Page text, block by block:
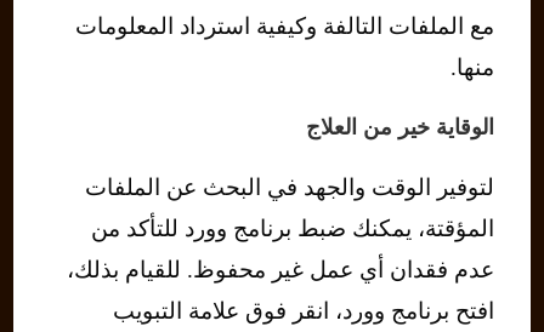
مع الملفات التالفة وكيفية استرداد المعلومات
منها.
الوقاية خير من العلاج
لتوفير الوقت والجهد في البحث عن الملفات
المؤقتة، يمكنك ضبط برنامج وورد للتأكد من
عدم فقدان أي عمل غير محفوظ. للقيام بذلك،
افتح برنامج وورد، انقر فوق علامة التبويب